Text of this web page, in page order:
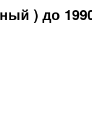
) до